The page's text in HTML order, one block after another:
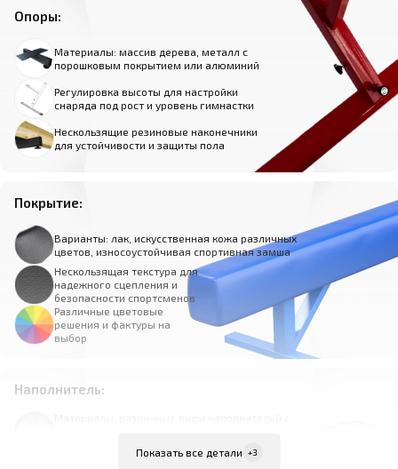
Опоры:
Материалы: массив дерева, металл с
порошковым покрытием или алюминий
Регулировка высоты для настройки
снаряда под рост и уровень гимнастки
Нескользящие резиновые наконечники
для устойчивости и защиты пола
Покрытие:
Варианты: лак, искусственная кожа различных
цветов, износоустойчивая спортивная замша
Нескользящая текстура для
надежного сцепления и
безопасности спортсменов
Различные цветовые
решения и фактуры на
выбор
Наполнитель:
Показать все детали +3